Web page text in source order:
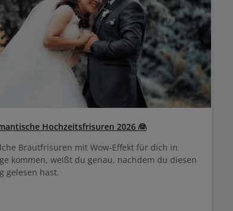
Hochzeitsfrisuren 2026 👰
Brautfrisuren mit Wow-Effekt für dich in
kommen, weißt du genau, nachdem du diesen
gelesen hast.